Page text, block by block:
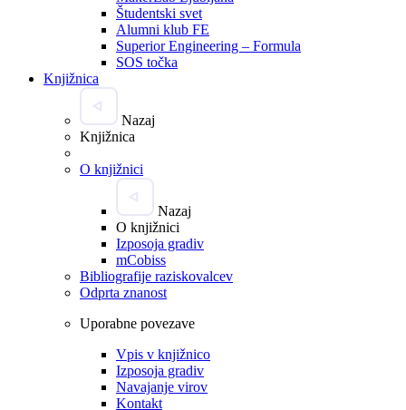
Študentski svet
Alumni klub FE
Superior Engineering – Formula
SOS točka
Knjižnica
Nazaj
Knjižnica
O knjižnici
Nazaj
O knjižnici
Izposoja gradiv
mCobiss
Bibliografije raziskovalcev
Odprta znanost
Uporabne povezave
Vpis v knjižnico
Izposoja gradiv
Navajanje virov
Kontakt